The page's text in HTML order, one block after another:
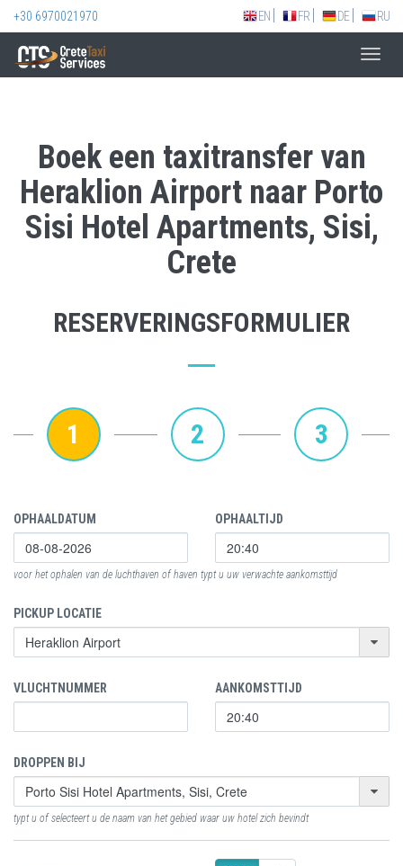
+30 6970021970 EN FR DE RU
Boek een taxitransfer van
Heraklion Airport naar Porto
Sisi Hotel Apartments, Sisi,
Crete
RESERVERINGSFORMULIER
1 2 3
OPHAALDATUM OPHAALTIJD
voor het ophalen van de luchthaven of haven typt u uw verwachte aankomsttijd
PICKUP LOCATIE
VLUCHTNUMMER AANKOMSTTIJD
DROPPEN BIJ
typt u of selecteert u de naam van het gebied waar uw hotel zich bevindt